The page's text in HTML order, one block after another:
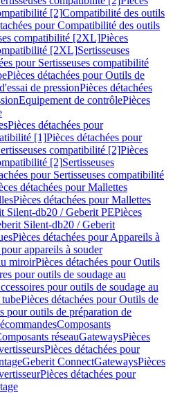
[2]Compatibilité des outils
pour Compatibilité des outils
compatibilité [2XL]Pièces
[2XL]Sertisseuses
pour Sertisseuses compatibilité
Pièces détachées pour Outils de
de pressionPièces détachées
Equipement de contrôlePièces
Pièces détachées pour
[1]Pièces détachées pour
compatibilité [2]Pièces
[2]Sertisseuses
pour Sertisseuses compatibilité
détachées pour Mallettes
Pièces détachées pour Mallettes
Silent-db20 / Geberit PEPièces
Silent-db20 / Geberit
Pièces détachées pour Appareils à
appareils à souder
miroirPièces détachées pour Outils
pour outils de soudage au
pour outils de soudage au
Pièces détachées pour Outils de
pour outils de préparation de
Composants
réseauGatewaysPièces
Pièces détachées pour
Geberit ConnectGatewaysPièces
Pièces détachées pour